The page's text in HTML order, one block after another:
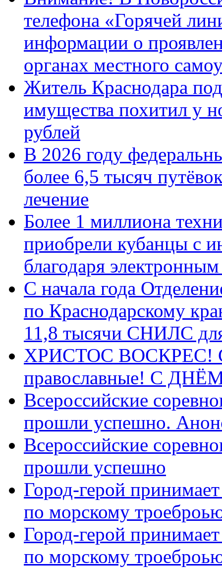
телефона «Горячей
информации о
органах местного
Житель Краснодара
имущества похитил у
рублей
В 2026 году
более 6,5 тысяч
лечение
Более 1 миллиона
приобрели кубанцы с
благодаря
С начала года
по Краснодарскому
11,8 тысячи СНИЛС
ХРИСТОС ВОСКРЕС! С
православные! C
Всероссийские
прошли успешно.
Всероссийские
прошли успешно
Город-герой
по морскому
Город-герой
по морскому